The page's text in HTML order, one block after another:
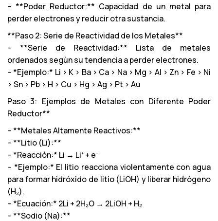
– **Poder Reductor:** Capacidad de un metal para
perder electrones y reducir otra sustancia.
**Paso 2: Serie de Reactividad de los Metales**
– **Serie de Reactividad:** Lista de metales
ordenados según su tendencia a perder electrones.
– *Ejemplo:* Li > K > Ba > Ca > Na > Mg > Al > Zn > Fe > Ni
> Sn > Pb > H > Cu > Hg > Ag > Pt > Au
Paso 3: Ejemplos de Metales con Diferente Poder
Reductor**
– **Metales Altamente Reactivos:**
– **Litio (Li):**
– *Reacción:* Li → Li⁺ + e⁻
– *Ejemplo:* El litio reacciona violentamente con agua
para formar hidróxido de litio (LiOH) y liberar hidrógeno
(H₂).
– *Ecuación:* 2Li + 2H₂O → 2LiOH + H₂
– **Sodio (Na):**